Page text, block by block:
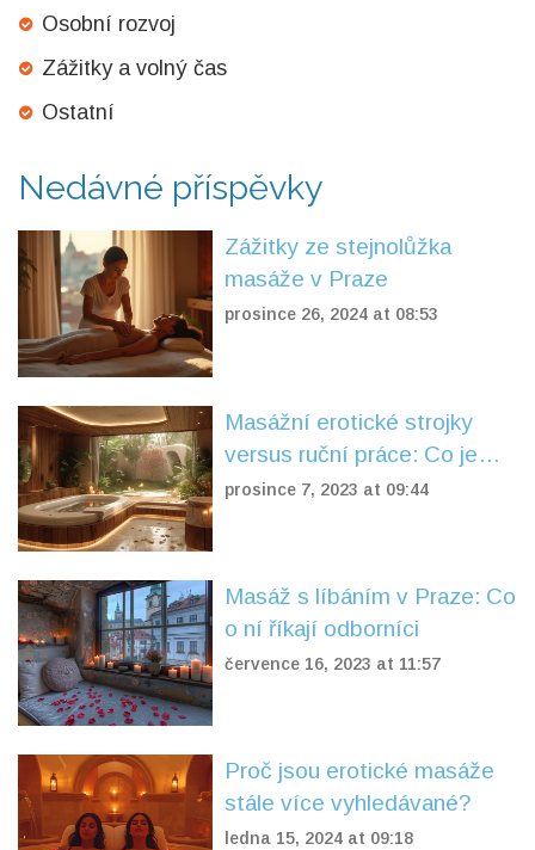
Osobní rozvoj
Zážitky a volný čas
Ostatní
Nedávné příspěvky
Zážitky ze stejnolůžka
masáže v Praze
prosince 26, 2024 at 08:53
Masážní erotické strojky
versus ruční práce: Co je
lepší?
prosince 7, 2023 at 09:44
Masáž s líbáním v Praze: Co
o ní říkají odborníci
července 16, 2023 at 11:57
Proč jsou erotické masáže
stále více vyhledávané?
ledna 15, 2024 at 09:18